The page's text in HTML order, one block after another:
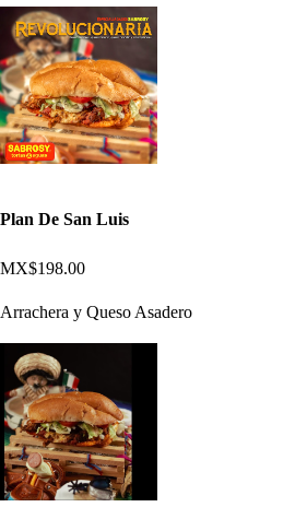
Plan De San Luis
MX$198.00
Arrachera y Queso Asadero